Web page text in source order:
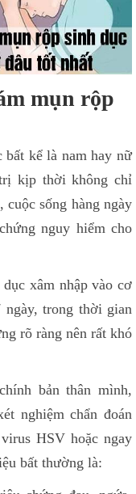
mụn rộp
kể là nam hay nữ
kịp thời không chỉ
cuộc sống hàng ngày
nguy hiểm cho
xâm nhập vào cơ
trong thời gian
rõ ràng nên rất khó
bản thân mình,
nghiệm chẩn đoán
HSV hoặc ngay
bất thường là: